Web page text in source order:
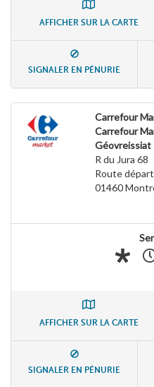
AFFICHER SUR LA CARTE
SIGNALER EN PÉNURIE
Carrefour
Carrefour
Géovreissiat
R du Jura 68
Route
01460
AFFICHER SUR LA CARTE
SIGNALER EN PÉNURIE